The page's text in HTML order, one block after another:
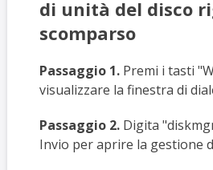
di unità del disco
scomparso
Passaggio 1.Premi i tasti
visualizzare la finestra di
Passaggio 2.Digita
Invio per aprire la gestione